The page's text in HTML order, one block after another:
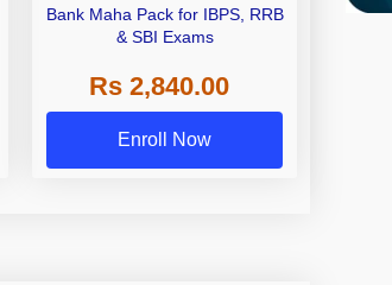
Bank Maha Pack for IBPS, RRB
& SBI Exams
Rs 2,840.00
Enroll Now